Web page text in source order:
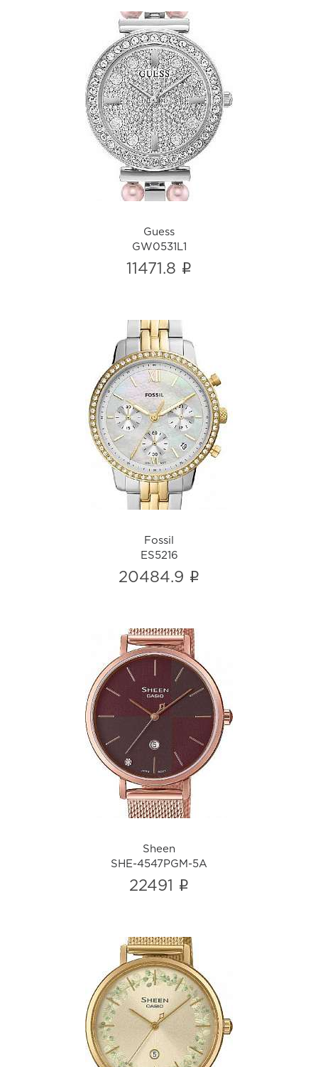
Guess
GW0531L1
i
Guess
GW0531L1
11471.8 i
Fossil
ES5216
i
Fossil
ES5216
20484.9 i
Sheen
SHE-4547PGM-5A
i
Sheen
SHE-4547PGM-5A
22491 i
Sheen
SHE-4539FGM-9A
i